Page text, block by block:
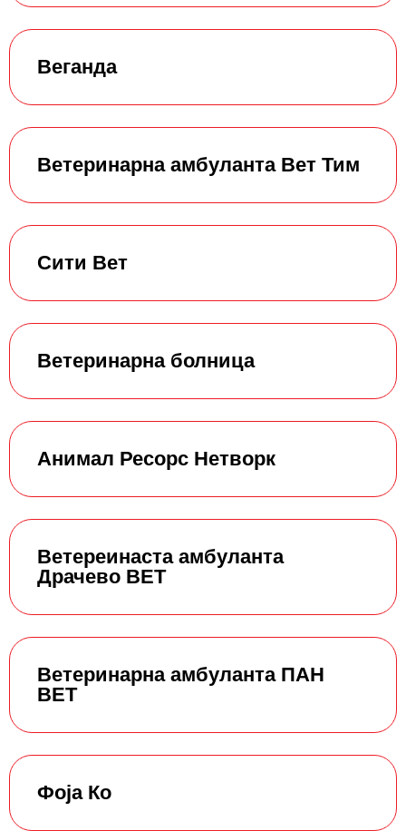
Веганда
Ветеринарна амбуланта Вет Тим
Сити Вет
Ветеринарна болница
Анимал Ресорс Нетворк
Ветереинаста амбуланта
Драчево ВЕТ
Ветеринарна амбуланта ПАН
ВЕТ
Фоја Ко